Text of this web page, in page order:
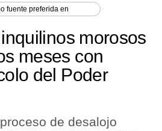
fuente preferida en
morosos
meses con
del Poder
de desalojo